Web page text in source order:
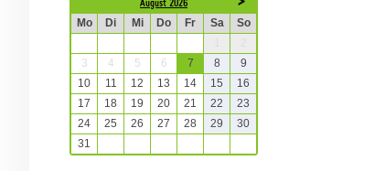
Mo Di Mi Do Fr Sa
So
3
4 5 6 7 8
9
10
11 12 13 14 15
16
17
18 19 20 21 22
23
24
25 26 27 28 29
30
31